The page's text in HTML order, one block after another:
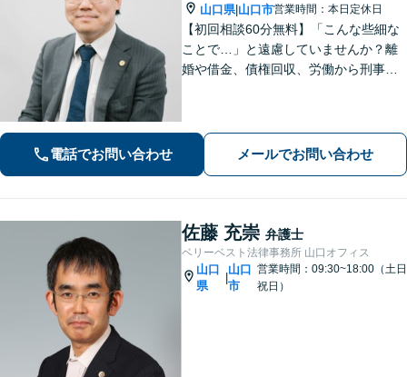
山口県| 山口市営業時間：本日定休日
【初回相談60分無料】「こんな些細な
ことで…」と遠慮していませんか？離
婚や借金、債権回収、労働から刑事事
心誠意お伺いいたします。気軽にご相
談ください
電話でお問い合わせ メールでお問い合わせ
佐藤 充崇 弁護士
ベリーベスト法律事務所 山口オフィス
山口
県
|
山口
市
営業時間：09:30~18:00（土日
祝日）